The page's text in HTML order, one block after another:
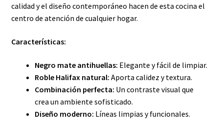
calidad y el diseño contemporáneo hacen de esta cocina el
centro de atención de cualquier hogar.
Características:
Negro mate antihuellas: Elegante y fácil de limpiar.
Roble Halifax natural: Aporta calidez y textura.
Combinación perfecta: Un contraste visual que
crea un ambiente sofisticado.
Diseño moderno: Líneas limpias y funcionales.